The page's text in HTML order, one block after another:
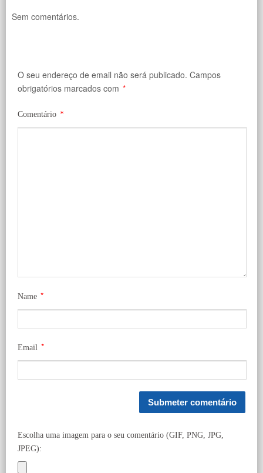
Sem comentários.
O seu endereço de email não será publicado. Campos
obrigatórios marcados com *
Comentário *
Name *
Email *
Escolha uma imagem para o seu comentário (GIF, PNG, JPG,
JPEG):